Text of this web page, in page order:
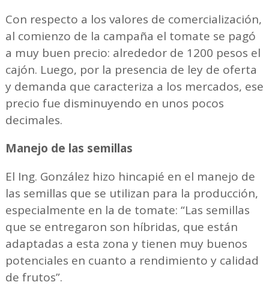
Con respecto a los valores de comercialización,
al comienzo de la campaña el tomate se pagó
a muy buen precio: alrededor de 1200 pesos el
cajón. Luego, por la presencia de ley de oferta
y demanda que caracteriza a los mercados, ese
precio fue disminuyendo en unos pocos
decimales.
Manejo de las semillas
El Ing. González hizo hincapié en el manejo de
las semillas que se utilizan para la producción,
especialmente en la de tomate: “Las semillas
que se entregaron son híbridas, que están
adaptadas a esta zona y tienen muy buenos
potenciales en cuanto a rendimiento y calidad
de frutos”.